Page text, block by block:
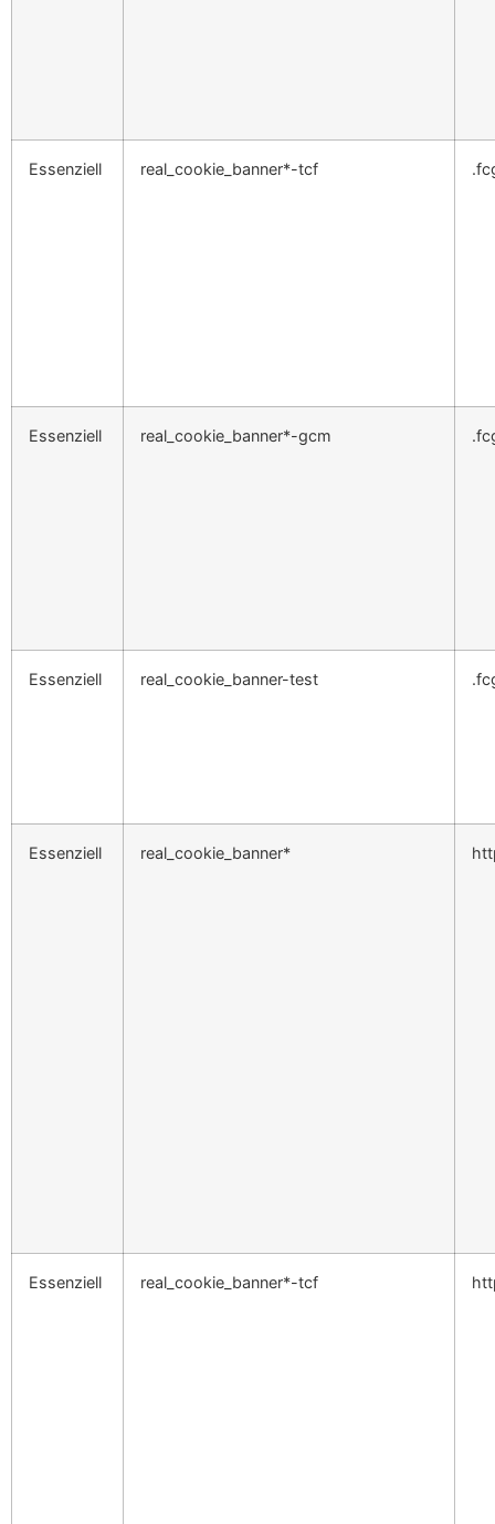
Essenziell real_cookie_banner*-tcf
Essenziell real_cookie_banner*-gcm
Essenziell real_cookie_banner-test
Essenziell real_cookie_banner*
Essenziell real_cookie_banner*-tcf